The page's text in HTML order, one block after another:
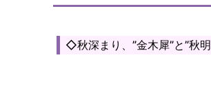
◇秋深まり、”金木犀”と”秋